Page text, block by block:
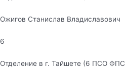
Ожигов Станислав Владиславович
6
Отделение в г. Тайшете (6 ПСО